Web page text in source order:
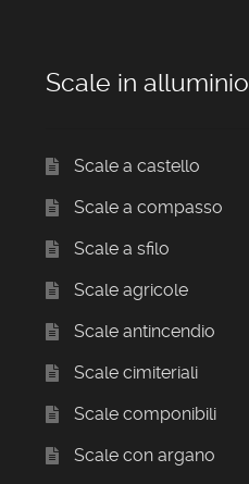
Scale in alluminio
Scale a castello
Scale a compasso
Scale a sfilo
Scale agricole
Scale antincendio
Scale cimiteriali
Scale componibili
Scale con argano